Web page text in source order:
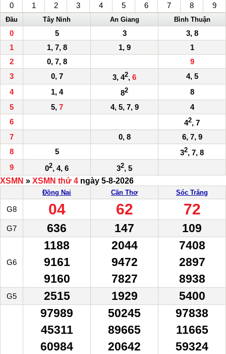
0 1 2 3 4 5 6 7 8 9
Đầu Tây Ninh An Giang Bình Thuận
0 5 3
3, 8
1
1, 7, 8 1, 9
1
2
0, 7, 8
9
3
0, 7 3, 42, 6
4, 5
4
1, 4 82
8
5
5, 7 4, 5, 7, 9
4
6
42, 7
7
0, 8
6, 7, 9
8
5 32, 7, 8
9
02, 4, 6 32, 5
XSMN » XSMN thứ 4 ngày 5-8-2026
Đồng Nai Cần Thơ Sóc Trăng
G8 04 62 72
G7 636 147 109
G6
1188
9161
9160
2044
9472
7827
7408
2897
8938
G5 2515 1929 5400
97989
45311
60984
50245
89665
20642
97838
11665
59324